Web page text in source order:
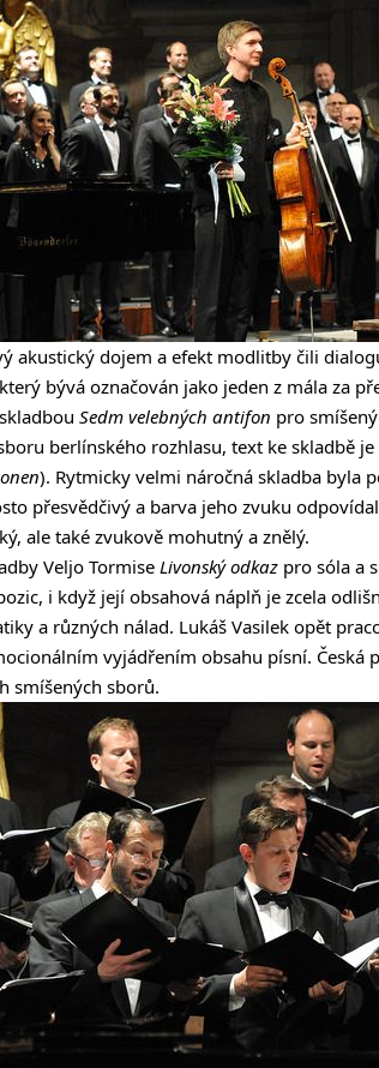
akustický dojem a efekt modlitby čili
bývá označován jako jeden z mála za
Sedm velebných antifon pro
berlínského rozhlasu, text ke skladbě
). Rytmicky velmi náročná skladba byla
přesvědčivý a barva jeho zvuku
ale také zvukově mohutný a znělý.
Veljo Tormise Livonský odkaz pro sóla a
i když její obsahová náplň je zcela
a různých nálad. Lukáš Vasilek opět
vyjádřením obsahu písní. Česká
smíšených sborů.